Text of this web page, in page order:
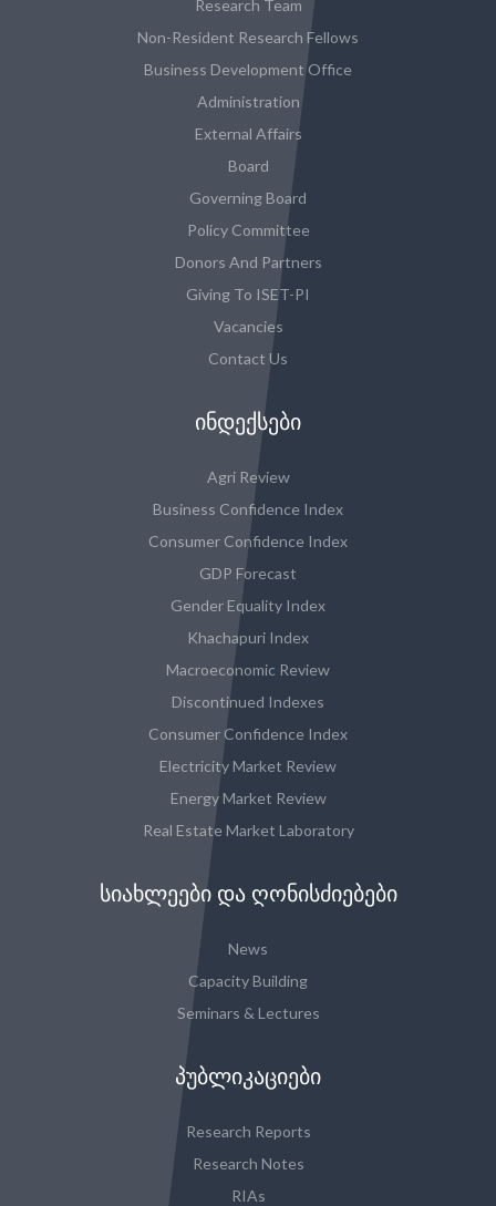
Research Team
Non-Resident Research Fellows
Business Development Office
Administration
External Affairs
Board
Governing Board
Policy Committee
Donors And Partners
Giving To ISET-PI
Vacancies
Contact Us
ᲘᲜᲓᲔᲥᲡᲔᲑᲘ
Agri Review
Business Confidence Index
Consumer Confidence Index
GDP Forecast
Gender Equality Index
Khachapuri Index
Macroeconomic Review
Discontinued Indexes
Consumer Confidence Index
Electricity Market Review
Energy Market Review
Real Estate Market Laboratory
ᲡᲘᲐᲮᲚᲔᲔᲑᲘ ᲓᲐ ᲦᲝᲜᲘᲡᲫᲘᲔᲑᲔᲑᲘ
News
Capacity Building
Seminars & Lectures
ᲞᲣᲑᲚᲘᲙᲐᲪᲘᲔᲑᲘ
Research Reports
Research Notes
RIAs